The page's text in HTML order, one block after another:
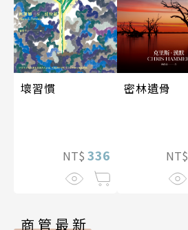
壞習慣
NT$ 336
密林遺骨
NT$
商管最新